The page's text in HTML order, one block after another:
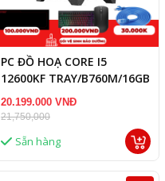
PC ĐỒ HOẠ CORE I5
12600KF TRAY/B760M/16GB
RAM/RX 7600 8GB
20.199.000 VNĐ
21,750,000
Sẵn hàng